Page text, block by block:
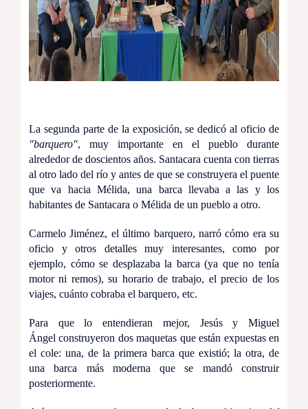
La segunda parte de la exposición, se dedicó al oficio de
"barquero", muy importante en el pueblo durante
alrededor de doscientos años. Santacara cuenta con tierras
al otro lado del río y antes de que se construyera el puente
que va hacia Mélida, una barca llevaba a las y los
habitantes de Santacara o Mélida de un pueblo a otro.
Carmelo Jiménez, el último barquero, narró cómo era su
oficio y otros detalles muy interesantes, como por
ejemplo, cómo se desplazaba la barca (ya que no tenía
motor ni remos), su horario de trabajo, el precio de los
viajes, cuánto cobraba el barquero, etc.
Para que lo entendieran mejor, Jesús y Miguel
Ángel construyeron dos maquetas que están expuestas en
el cole: una, de la primera barca que existió; la otra, de
una barca más moderna que se mandó construir
posteriormente.